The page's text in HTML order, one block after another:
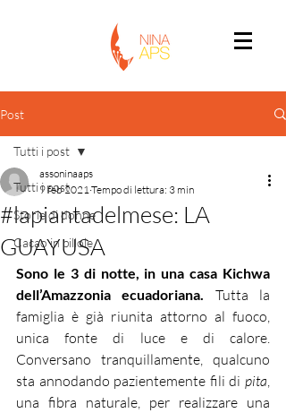
Post
Tutti i post
Storie di donne
Cacao in pillole
Tutti i post
#lapiantadelmese: LA
GUAYUSA
assoninaaps
9 feb 2021Tempo di lettura: 3 min
Sono le 3 di notte, in una casa Kichwa
dell’Amazzonia ecuadoriana. Tutta la
famiglia è già riunita attorno al fuoco,
unica fonte di luce e di calore.
Conversano tranquillamente, qualcuno
sta annodando pazientemente fili di pita,